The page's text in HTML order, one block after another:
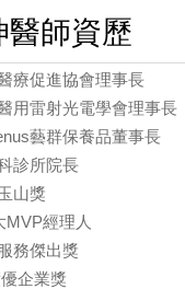
醫師資歷
療促進協會理事長
用雷射光電學會理事長
藝群保養品董事長
診所院長
山獎
MVP經理人
務傑出獎
企業獎